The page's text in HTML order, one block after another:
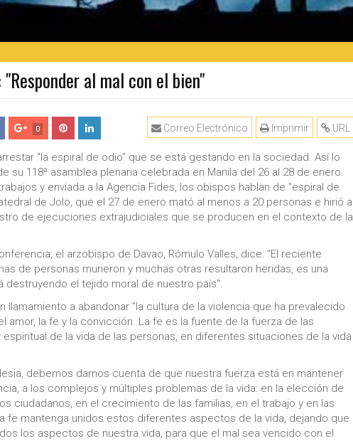
al mal con el bien"
0 URL
Imprimir
Correo Electrónico
"la espiral de odio" que se está gestando en la sociedad. Así lo
su 118ª asamblea plenaria celebrada en Manila del 26 al 28 de enero.
y enviada a la Agencia Fides, los obispos hablan de "espiral de
de Jolo, que el 27 de enero mató al menos a 20 personas e hirió a
de ejecuciones extrajudiciales que se producen en el contexto de la
el arzobispo de Davao, Rómulo Valles, dice: "El reciente
de personas murieron y muchas otras resultaron heridas, es una
el tejido moral de nuestro país".
llamamiento a abandonar "la cultura de la violencia que ha prevalecido
amor, la fe y la convicción. La fe es la fuente de la fuerza de las
de la vida de las personas, en diferentes situaciones de la vida
debemos darnos cuenta de que nuestra fuerza está en mantener
a los complejos y múltiples problemas de la vida: en la elección de
ciudadanos, en el crecimiento de las familias, en el trabajo y en las
fe mantenga unidos estos diferentes aspectos de la vida, dejando que
los aspectos de nuestra vida, para que el mal sea vencido con el